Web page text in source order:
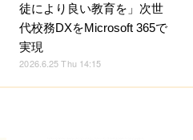
徒により良い教育を」次世
代校務DXをMicrosoft 365で
実現
2026.6.25 Thu 14:15